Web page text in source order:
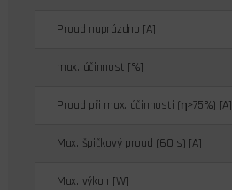
Proud naprázdno [A]
max. účinnost [%]
Proud při max. účinnosti (η>75%) [A]
Max. špičkový proud (60 s) [A]
Max. výkon [W]